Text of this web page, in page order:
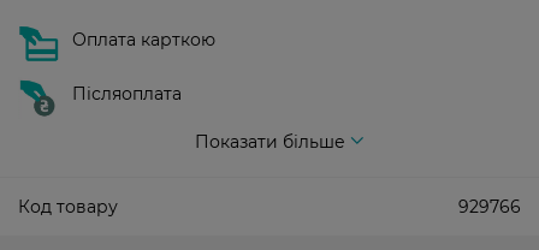
Оплата карткою
Післяоплата
Показати більше
Код товару 929766